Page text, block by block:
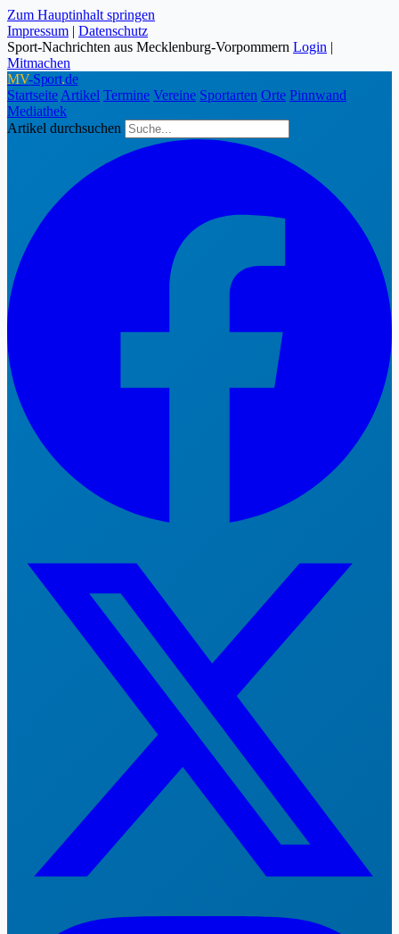
Zum Hauptinhalt springen
Impressum | Datenschutz
Sport-Nachrichten aus Mecklenburg-Vorpommern Login |
Mitmachen
MV-Sport.de
Startseite Artikel Termine Vereine Sportarten Orte Pinnwand
Mediathek
Artikel durchsuchen